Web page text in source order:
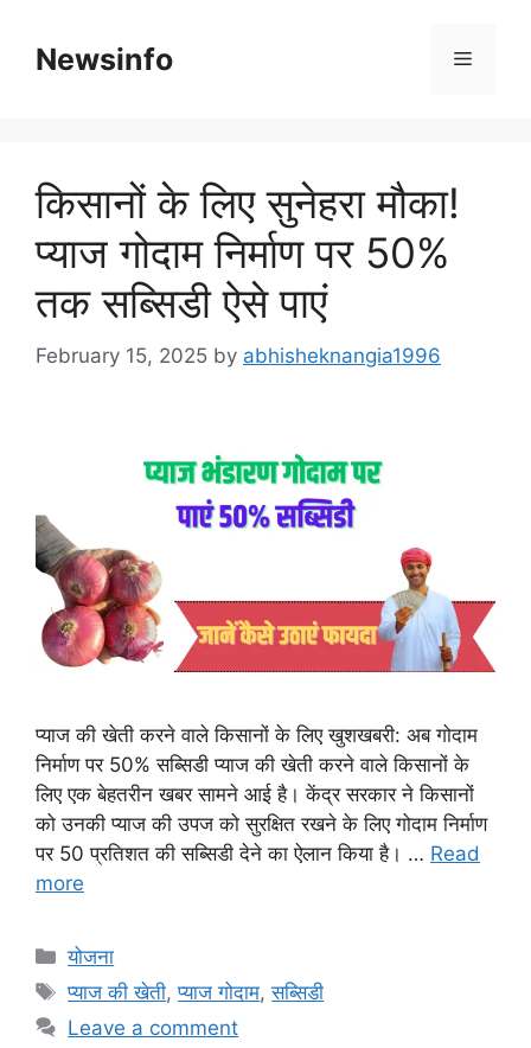
contentNewsinfo Menu
किसानों के लिए सुनेहरा मौका!
प्याज गोदाम निर्माण पर 50%
तक सब्सिडी ऐसे पाएं
February 15, 2025 by abhisheknangia1996
प्याज की खेती करने वाले किसानों के लिए खुशखबरी: अब गोदाम
निर्माण पर 50% सब्सिडी प्याज की खेती करने वाले किसानों के
लिए एक बेहतरीन खबर सामने आई है। केंद्र सरकार ने किसानों
को उनकी प्याज की उपज को सुरक्षित रखने के लिए गोदाम निर्माण
पर 50 प्रतिशत की सब्सिडी देने का ऐलान किया है। … Read
more
Categories
योजना
Tags
प्याज की खेती,प्याज गोदाम,सब्सिडी
Leave a comment